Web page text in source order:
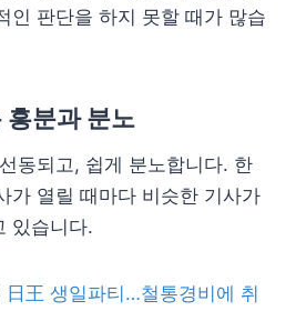
인 판단을 하지 못할 때가 많습
흥분과 분노
동되고, 쉽게 분노합니다. 한
가 열릴 때마다 비슷한 기사가
있습니다.
日王 생일파티…철통경비에 취